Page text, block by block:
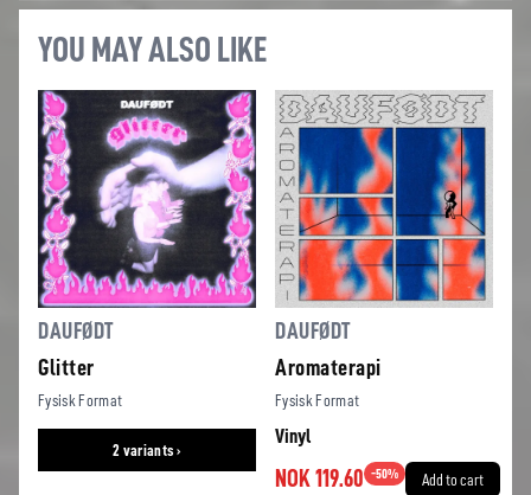
YOU MAY ALSO LIKE
DAUFØDT
Glitter
Fysisk Format
2 variants ›
DAUFØDT
Aromaterapi
Fysisk Format
Vinyl
NOK 119.60 -50% Add to cart